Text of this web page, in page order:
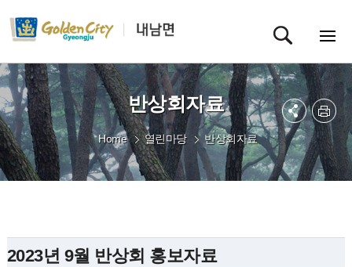
반상회자료
Home 열린마당 반상회자료
2023년 9월 반상회 홍보자료